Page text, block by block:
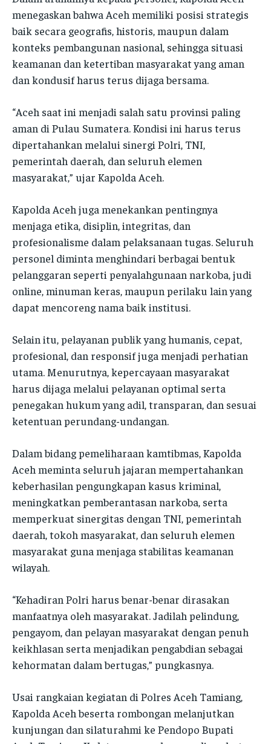
POLRES ACEH SINGKIL
POLRES ACEH TAMIANG
POLRES KOTA LANGSA
POLRES KOTA SABANG
POLRES SUBULUSSALAM
POLRES BENER MERIAH
POLRES ACEH SINGKIL
POLRES ACEH TAMIANG
POLRES KOTA LANGSA
POLRES KOTA SABANG
POLRES SUBULUSSALAM
POLRES BENER MERIAH
POLRES ACEH SINGKIL
POLRES ACEH TAMIANG
POLRES KOTA LANGSA
POLRES KOTA LHOKSEUMAWE
POLRES SIMEULUE
POLRES SUBULUSSALAM
POLRES ACEH SINGKIL
POLRES ACEH TAMIANG
POLRES KOTA LANGSA
POLRES KOTA LHOKSEUMAWE
POLRES SIMEULUE
POLRES SUBULUSSALAM
menegaskan bahwa Aceh memiliki posisi strategis
baik secara geografis, historis, maupun dalam
konteks pembangunan nasional, sehingga situasi
keamanan dan ketertiban masyarakat yang aman
dan kondusif harus terus dijaga bersama.
“Aceh saat ini menjadi salah satu provinsi paling
aman di Pulau Sumatera. Kondisi ini harus terus
dipertahankan melalui sinergi Polri, TNI,
pemerintah daerah, dan seluruh elemen
masyarakat,” ujar Kapolda Aceh.
Kapolda Aceh juga menekankan pentingnya
menjaga etika, disiplin, integritas, dan
profesionalisme dalam pelaksanaan tugas. Seluruh
personel diminta menghindari berbagai bentuk
pelanggaran seperti penyalahgunaan narkoba, judi
online, minuman keras, maupun perilaku lain yang
dapat mencoreng nama baik institusi.
Selain itu, pelayanan publik yang humanis, cepat,
profesional, dan responsif juga menjadi perhatian
utama. Menurutnya, kepercayaan masyarakat
harus dijaga melalui pelayanan optimal serta
penegakan hukum yang adil, transparan, dan sesuai
ketentuan perundang-undangan.
Dalam bidang pemeliharaan kamtibmas, Kapolda
Aceh meminta seluruh jajaran mempertahankan
keberhasilan pengungkapan kasus kriminal,
meningkatkan pemberantasan narkoba, serta
memperkuat sinergitas dengan TNI, pemerintah
daerah, tokoh masyarakat, dan seluruh elemen
masyarakat guna menjaga stabilitas keamanan
wilayah.
“Kehadiran Polri harus benar-benar dirasakan
manfaatnya oleh masyarakat. Jadilah pelindung,
pengayom, dan pelayan masyarakat dengan penuh
keikhlasan serta menjadikan pengabdian sebagai
kehormatan dalam bertugas,” pungkasnya.
Usai rangkaian kegiatan di Polres Aceh Tamiang,
Kapolda Aceh beserta rombongan melanjutkan
kunjungan dan silaturahmi ke Pendopo Bupati